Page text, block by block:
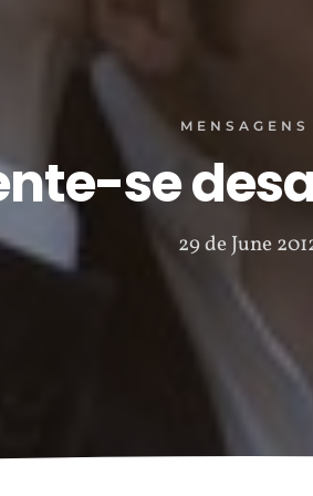
MENSAGENS
se
29 de June